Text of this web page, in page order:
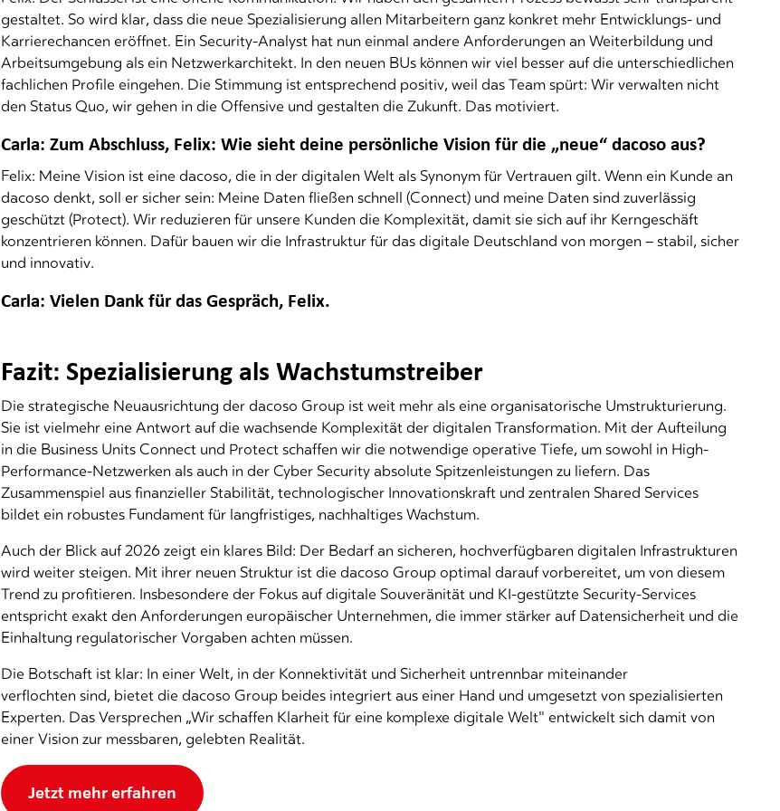
gestaltet. So wird klar, dass die neue Spezialisierung allen Mitarbeitern ganz konkret mehr Entwicklungs- und
Karrierechancen eröffnet. Ein Security-Analyst hat nun einmal andere Anforderungen an Weiterbildung und
Arbeitsumgebung als ein Netzwerkarchitekt. In den neuen BUs können wir viel besser auf die unterschiedlichen
fachlichen Profile eingehen. Die Stimmung ist entsprechend positiv, weil das Team spürt: Wir verwalten nicht
den Status Quo, wir gehen in die Offensive und gestalten die Zukunft. Das motiviert.
Carla: Zum Abschluss, Felix: Wie sieht deine persönliche Vision für die „neue“ dacoso aus?
Felix: Meine Vision ist eine dacoso, die in der digitalen Welt als Synonym für Vertrauen gilt. Wenn ein Kunde an
dacoso denkt, soll er sicher sein: Meine Daten fließen schnell (Connect) und meine Daten sind zuverlässig
geschützt (Protect). Wir reduzieren für unsere Kunden die Komplexität, damit sie sich auf ihr Kerngeschäft
konzentrieren können. Dafür bauen wir die Infrastruktur für das digitale Deutschland von morgen – stabil, sicher
und innovativ.
Carla: Vielen Dank für das Gespräch, Felix.
Fazit: Spezialisierung als Wachstumstreiber
Die strategische Neuausrichtung der dacoso Group ist weit mehr als eine organisatorische Umstrukturierung.
Sie ist vielmehr eine Antwort auf die wachsende Komplexität der digitalen Transformation. Mit der Aufteilung
in die Business Units Connect und Protect schaffen wir die notwendige operative Tiefe, um sowohl in High-
Performance-Netzwerken als auch in der Cyber Security absolute Spitzenleistungen zu liefern. Das
Zusammenspiel aus finanzieller Stabilität, technologischer Innovationskraft und zentralen Shared Services
bildet ein robustes Fundament für langfristiges, nachhaltiges Wachstum.
Auch der Blick auf 2026 zeigt ein klares Bild: Der Bedarf an sicheren, hochverfügbaren digitalen Infrastrukturen
wird weiter steigen. Mit ihrer neuen Struktur ist die dacoso Group optimal darauf vorbereitet, um von diesem
Trend zu profitieren. Insbesondere der Fokus auf digitale Souveränität und KI-gestützte Security-Services
entspricht exakt den Anforderungen europäischer Unternehmen, die immer stärker auf Datensicherheit und die
Einhaltung regulatorischer Vorgaben achten müssen.
Die Botschaft ist klar: In einer Welt, in der Konnektivität und Sicherheit untrennbar miteinander
verflochten sind, bietet die dacoso Group beides integriert aus einer Hand und umgesetzt von spezialisierten
Experten. Das Versprechen „Wir schaffen Klarheit für eine komplexe digitale Welt" entwickelt sich damit von
einer Vision zur messbaren, gelebten Realität.
Jetzt mehr erfahren